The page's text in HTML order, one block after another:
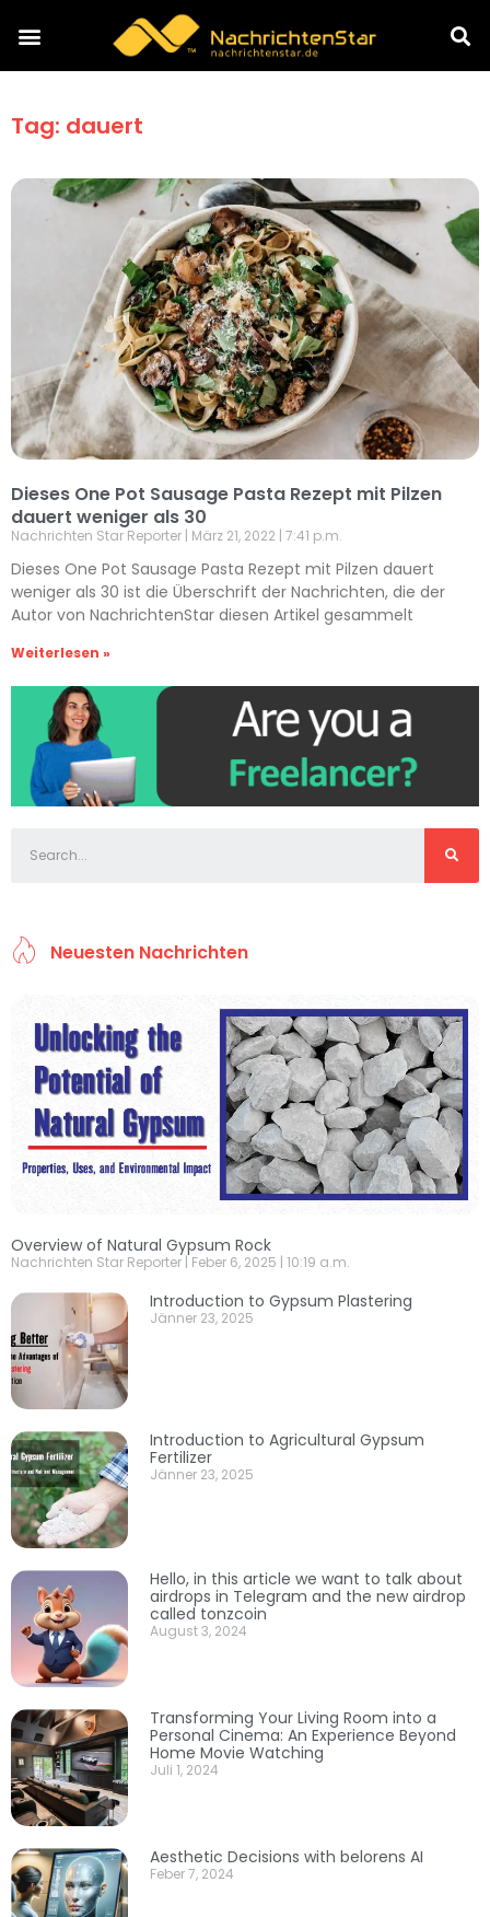
Tag: dauert
Dieses One Pot Sausage Pasta Rezept mit Pilzen
dauert weniger als 30
Nachrichten Star Reporter März 21, 2022 7:41 p.m.
Dieses One Pot Sausage Pasta Rezept mit Pilzen dauert
weniger als 30 ist die Überschrift der Nachrichten, die der
Autor von NachrichtenStar diesen Artikel gesammelt
Weiterlesen »
Neuesten Nachrichten
Overview of Natural Gypsum Rock
Nachrichten Star Reporter Feber 6, 2025 10:19 a.m.
Introduction to Gypsum Plastering
Jänner 23, 2025
Introduction to Agricultural Gypsum
Fertilizer
Jänner 23, 2025
Hello, in this article we want to talk about
airdrops in Telegram and the new airdrop
called tonzcoin
August 3, 2024
Transforming Your Living Room into a
Personal Cinema: An Experience Beyond
Home Movie Watching
Juli 1, 2024
Aesthetic Decisions with belorens AI
Feber 7, 2024